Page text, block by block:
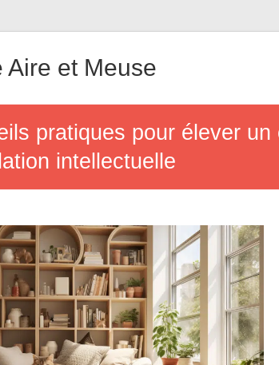
Aire et Meuse
pratiques pour élever
intellectuelle